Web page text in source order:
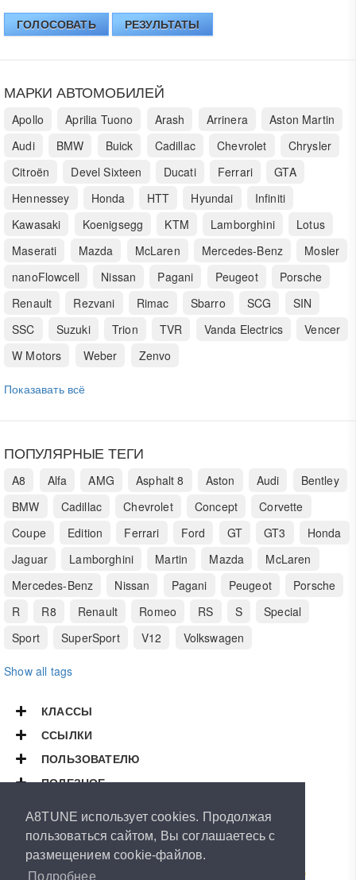
A8TUNE использует cookies. Продолжая
пользоваться сайтом, Вы соглашаетесь с
размещением cookie-файлов.
Подробнее
ГОЛОСОВАТЬ РЕЗУЛЬТАТЫ
МАРКИ АВТОМОБИЛЕЙ
Apollo Aprilia Tuono Arash Arrinera
Aston Martin
Audi
BMW Buick Cadillac Chevrolet
Chrysler
Citroën
Devel Sixteen Ducati Ferrari
GTA
Hennessey
Honda HTT Hyundai
Infiniti
Kawasaki
Koenigsegg KTM Lamborghini
Lotus
Maserati
Mazda McLaren Mercedes-Benz
Mosler
nanoFlowcell
Nissan Pagani Peugeot
Porsche
Renault
Rezvani Rimac Sbarro SCG
SIN
SSC
Suzuki Trion TVR Vanda Electrics
Vencer
W Motors
Weber Zenvo
Показавать всё
ПОПУЛЯРНЫЕ ТЕГИ
A8 Alfa AMG Asphalt 8 Aston Audi
Bentley
BMW
Cadillac Chevrolet Concept
Corvette
Coupe
Edition Ferrari Ford GT GT3
Honda
Jaguar
Lamborghini Martin Mazda
McLaren
Mercedes-Benz
Nissan Pagani Peugeot
Porsche
R
R8 Renault Romeo RS S
Special
Sport
SuperSport V12 Volkswagen
Show all tags
КЛАССЫ
ССЫЛКИ
ПОЛЬЗОВАТЕЛЮ
ПОЛЕЗНОЕ
Copyright © 2026A8TUNE
All Rights Reserved.
Powered byArthurVeselov
Special thanks to
Dasle